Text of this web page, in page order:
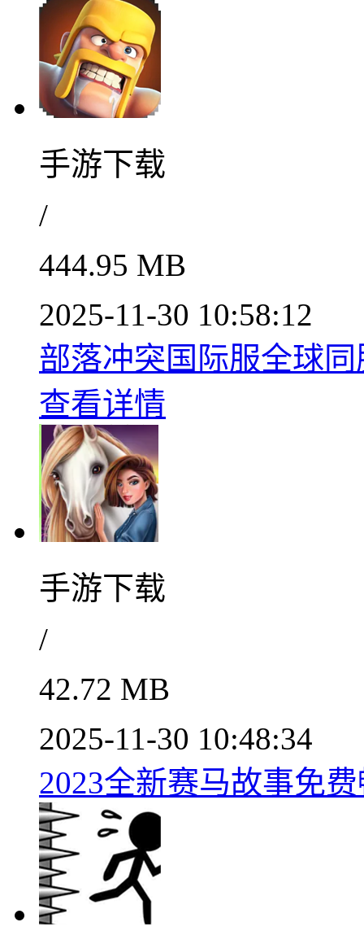
手游下载
/
444.95 MB
2025-11-30 10:58:12
部落冲突国际服全球
查看详情
手游下载
/
42.72 MB
2025-11-30 10:48:34
2023全新赛马故事免